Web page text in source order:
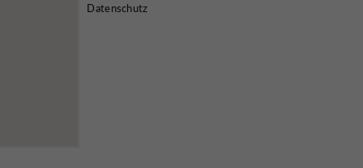
Datenschutz